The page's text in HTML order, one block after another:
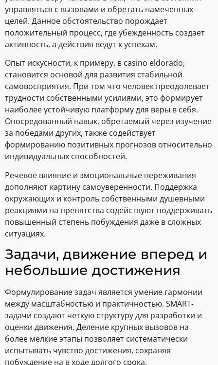
управляться с вызовами и обретать намеченных
целей. Данное обстоятельство порождает
положительный процесс, где убежденность создает
активность, а действия ведут к успехам.
Опыт искусности, к примеру, в casino eldorado,
становится основой для развития стабильной
самовосприятия. При том что человек преодолевает
трудности собственными усилиями, это формирует
наиболее устойчивую платформу для веры в себя.
Опосредованный навык, обретаемый через изучение
за победами других, также содействует
формированию позитивных прогнозов относительно
индивидуальных способностей.
Речевое влияние и эмоциональные переживания
дополняют картину самоуверенности. Поддержка
окружающих и контроль собственными душевными
реакциями на препятства содействуют поддерживать
повышенный степень побуждения даже в сложных
ситуациях.
Задачи, движение вперед и
небольшие достижения
Формулирование задач является умение гармонии
между масштабностью и практичностью. SMART-
задачи создают четкую структуру для разработки и
оценки движения. Деление крупных вызовов на
более мелкие этапы позволяет систематически
испытывать чувство достижения, сохраняя
побуждение на в ходе долгого срока.